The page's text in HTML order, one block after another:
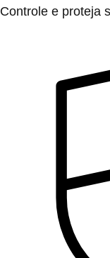
Controle e proteja